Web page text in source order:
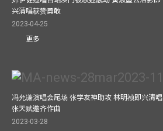
兴清唱获赞勇敢
2023-04-25
更多
冯允谦演唱会尾场 张学友神助攻 林明祯即兴清唱
张天赋邀齐作曲
2023-03-28